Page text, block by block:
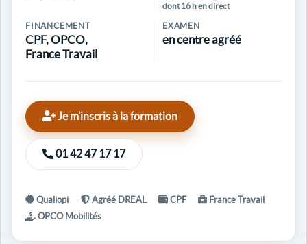
dont 16 h en direct
FINANCEMENT
CPF, OPCO,
France Travail
EXAMEN
en centre agréé
Je m’inscris à la formation
01 42 47 17 17
Qualiopi Agréé DREAL CPF
France Travail
OPCO Mobilités